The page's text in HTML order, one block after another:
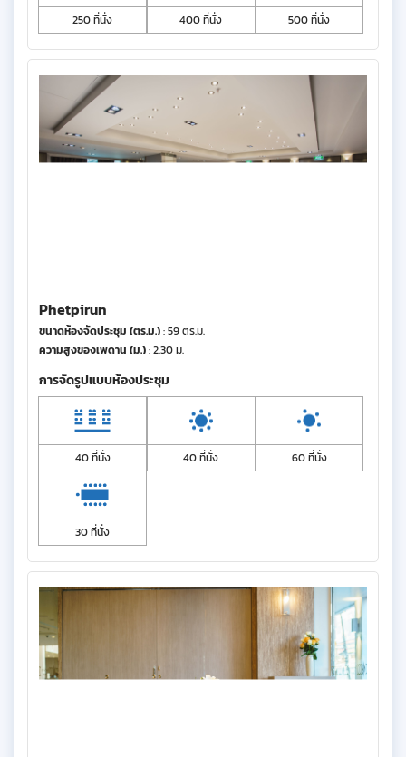
250 ที่นั่ง 400 ที่นั่ง 500 ที่นั่ง
Phetpirun
ขนาดห้องจัดประชุม (ตร.ม.): 59 ตร.ม.
ความสูงของเพดาน (ม.): 2.30 ม.
การจัดรูปแบบห้องประชุม
40 ที่นั่ง 40 ที่นั่ง 60 ที่นั่ง
30 ที่นั่ง